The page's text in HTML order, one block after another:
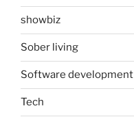
showbiz
Sober living
Software development
Tech